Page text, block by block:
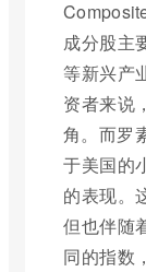
成分股主
等新兴产
资者来说
角。而罗
于美国的
的表现。
但也伴随
同的指数